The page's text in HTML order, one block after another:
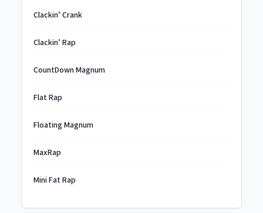
Clackin’ Crank
Clackin’ Rap
CountDown Magnum
Flat Rap
Floating Magnum
MaxRap
Mini Fat Rap